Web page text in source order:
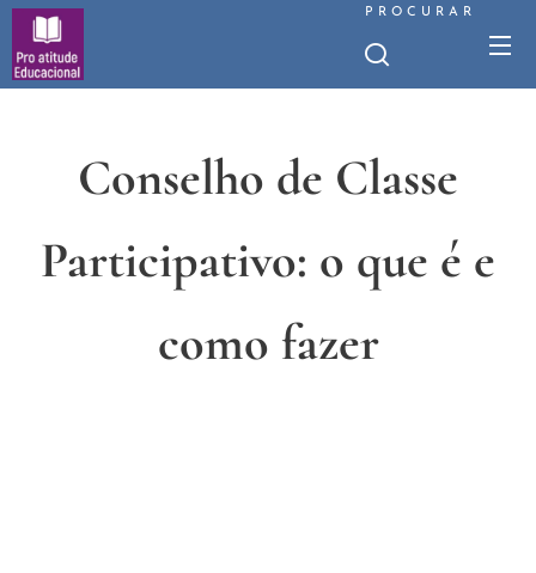
PROCURAR
Conselho de Classe
Participativo: o que é e
como fazer